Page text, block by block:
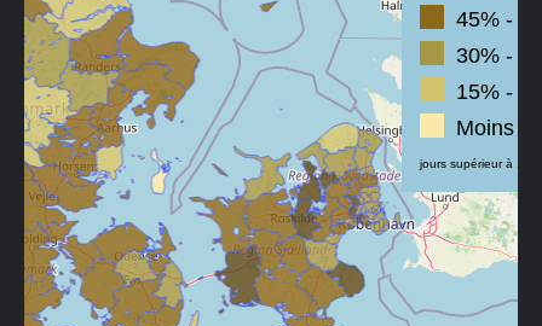
45% -
30% -
15% -
Moins
jours supérieur à 100